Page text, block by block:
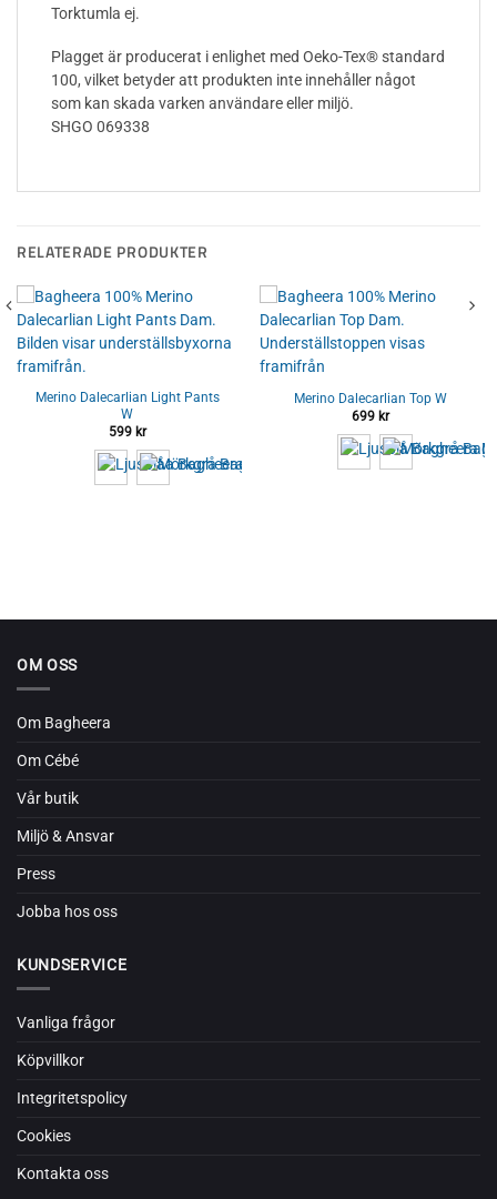
Torktumla ej.
Plagget är producerat i enlighet med Oeko-Tex® standard
100, vilket betyder att produkten inte innehåller något
som kan skada varken användare eller miljö.
SHGO 069338
RELATERADE PRODUKTER
Merino Dalecarlian Light Pants
W
599 kr
Merino Dalecarlian Top W
699 kr
OM OSS
Om Bagheera
Om Cébé
Vår butik
Miljö & Ansvar
Press
Jobba hos oss
KUNDSERVICE
Vanliga frågor
Köpvillkor
Integritetspolicy
Cookies
Kontakta oss